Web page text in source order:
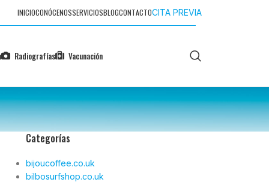
INICIOCONÓCENOSSERVICIOSBLOGCONTACTOCITA PREVIA
Radiografías Vacunación
Categorías
bijoucoffee.co.uk
bilbosurfshop.co.uk